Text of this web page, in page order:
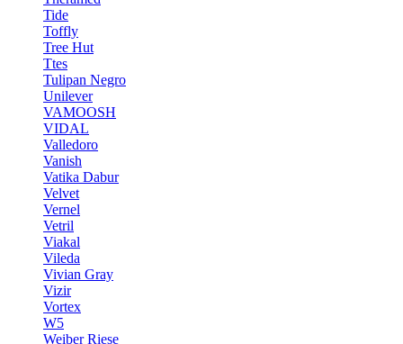
Tide
Toffly
Tree Hut
Ttes
Tulipan Negro
Unilever
VAMOOSH
VIDAL
Valledoro
Vanish
Vatika Dabur
Velvet
Vernel
Vetril
Viakal
Vileda
Vivian Gray
Vizir
Vortex
W5
Weiber Riese